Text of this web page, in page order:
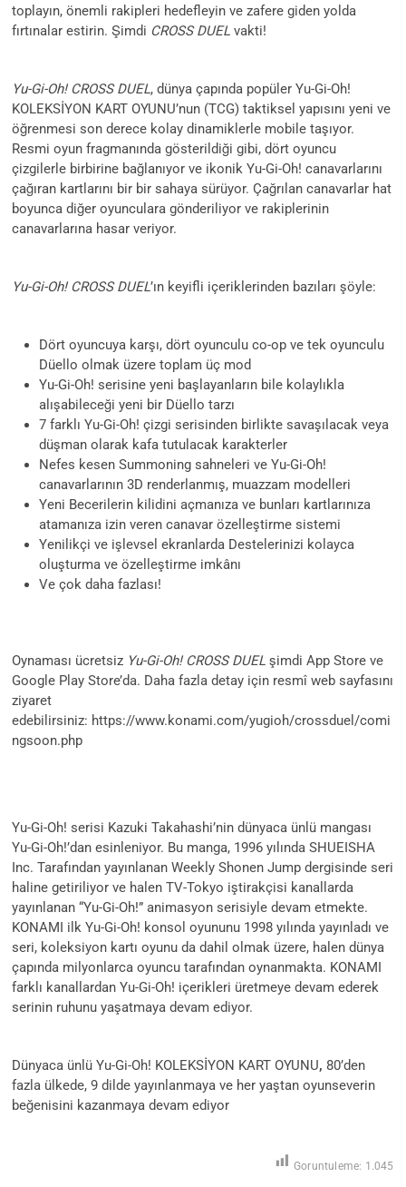
toplayın, önemli rakipleri hedefleyin ve zafere giden yolda
fırtınalar estirin. Şimdi CROSS DUEL vakti!
Yu-Gi-Oh! CROSS DUEL, dünya çapında popüler Yu-Gi-Oh!
KOLEKSİYON KART OYUNU’nun (TCG) taktiksel yapısını yeni ve
öğrenmesi son derece kolay dinamiklerle mobile taşıyor.
Resmi oyun fragmanında gösterildiği gibi, dört oyuncu
çizgilerle birbirine bağlanıyor ve ikonik Yu-Gi-Oh! canavarlarını
çağıran kartlarını bir bir sahaya sürüyor. Çağrılan canavarlar hat
boyunca diğer oyunculara gönderiliyor ve rakiplerinin
canavarlarına hasar veriyor.
Yu-Gi-Oh! CROSS DUEL’ın keyifli içeriklerinden bazıları şöyle:
Dört oyuncuya karşı, dört oyunculu co-op ve tek oyunculu
Düello olmak üzere toplam üç mod
Yu-Gi-Oh! serisine yeni başlayanların bile kolaylıkla
alışabileceği yeni bir Düello tarzı
7 farklı Yu-Gi-Oh! çizgi serisinden birlikte savaşılacak veya
düşman olarak kafa tutulacak karakterler
Nefes kesen Summoning sahneleri ve Yu-Gi-Oh!
canavarlarının 3D renderlanmış, muazzam modelleri
Yeni Becerilerin kilidini açmanıza ve bunları kartlarınıza
atamanıza izin veren canavar özelleştirme sistemi
Yenilikçi ve işlevsel ekranlarda Destelerinizi kolayca
oluşturma ve özelleştirme imkânı
Ve çok daha fazlası!
Oynaması ücretsiz Yu-Gi-Oh! CROSS DUELşimdi App Store ve
Google Play Store’da. Daha fazla detay için resmî web sayfasını
ziyaret
edebilirsiniz: https://www.konami.com/yugioh/crossduel/comi
ngsoon.php
Yu-Gi-Oh! serisi Kazuki Takahashi’nin dünyaca ünlü mangası
Yu-Gi-Oh!’dan esinleniyor. Bu manga, 1996 yılında SHUEISHA
Inc. Tarafından yayınlanan Weekly Shonen Jump dergisinde seri
haline getiriliyor ve halen TV-Tokyo iştirakçisi kanallarda
yayınlanan “Yu-Gi-Oh!” animasyon serisiyle devam etmekte.
KONAMI ilk Yu-Gi-Oh! konsol oyununu 1998 yılında yayınladı ve
seri, koleksiyon kartı oyunu da dahil olmak üzere, halen dünya
çapında milyonlarca oyuncu tarafından oynanmakta. KONAMI
farklı kanallardan Yu-Gi-Oh! içerikleri üretmeye devam ederek
serinin ruhunu yaşatmaya devam ediyor.
Dünyaca ünlü Yu-Gi-Oh! KOLEKSİYON KART OYUNU, 80’den
fazla ülkede, 9 dilde yayınlanmaya ve her yaştan oyunseverin
beğenisini kazanmaya devam ediyor
Goruntuleme: 1.045